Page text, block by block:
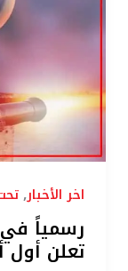
اخر الأخبار,
رسمياً في
تعلن
وزارة
تعلن
أول
أيام
شهر
ذي
القعدة